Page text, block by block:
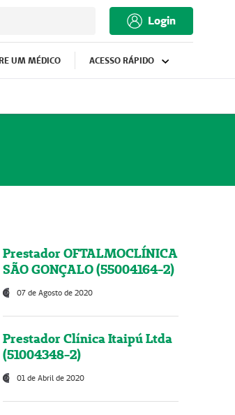
Login
UM MÉDICO ACESSO RÁPIDO
Prestador OFTALMOCLÍNICA
SÃO GONÇALO (55004164-2)
07 de Agosto de 2020
Prestador Clínica Itaipú Ltda
(51004348-2)
01 de Abril de 2020